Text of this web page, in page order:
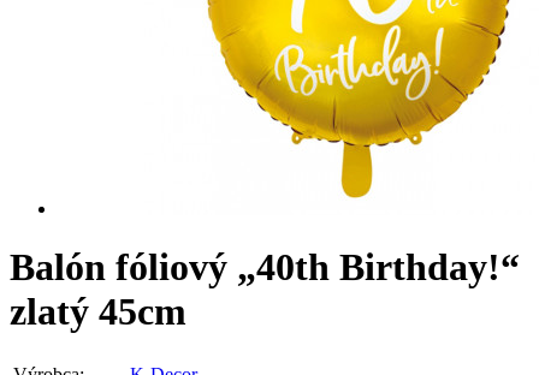
Balón fóliový „40th Birthday!“
zlatý 45cm